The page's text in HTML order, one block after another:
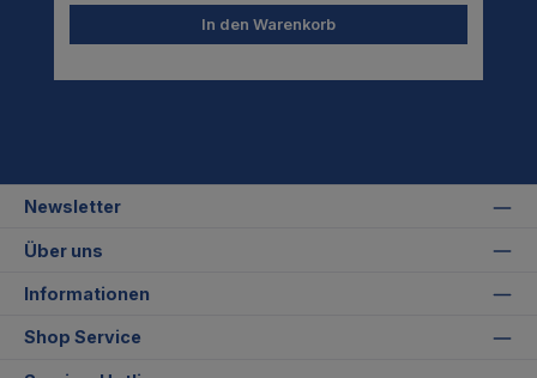
In den Warenkorb
Newsletter
Über uns
Informationen
Shop Service